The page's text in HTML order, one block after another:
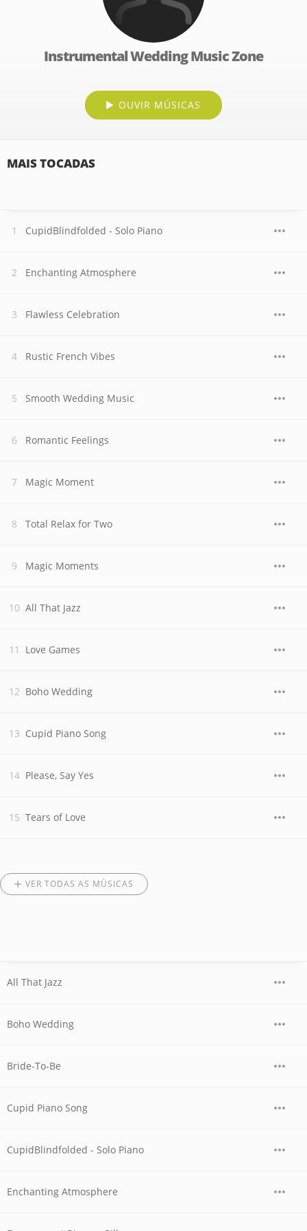
Instrumental Wedding Music Zone
OUVIR MÚSICAS
MAIS TOCADAS
CupidBlindfolded - Solo Piano
Enchanting Atmosphere
Flawless Celebration
Rustic French Vibes
Smooth Wedding Music
Romantic Feelings
Magic Moment
Total Relax for Two
Magic Moments
All That Jazz
Love Games
Boho Wedding
Cupid Piano Song
Please, Say Yes
Tears of Love
VER TODAS AS MÚSICAS
All That Jazz
Boho Wedding
Bride-To-Be
Cupid Piano Song
CupidBlindfolded - Solo Piano
Enchanting Atmosphere